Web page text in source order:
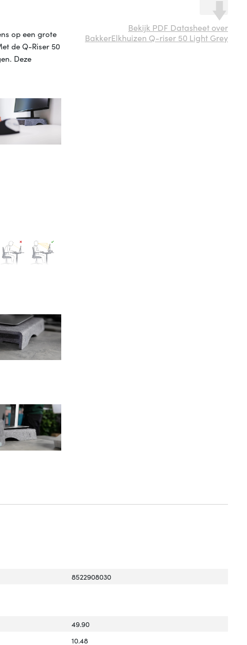
op een grote
de Q-Riser 50
Deze
Bekijk PDF Datasheet over
BakkerElkhuizen Q-riser 50 Light Grey
8522908030
49.90
10.48